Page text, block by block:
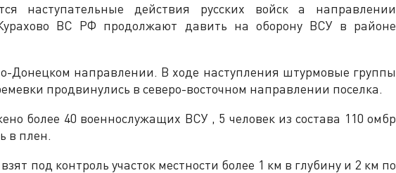
наступательные действия русских войск а направлении
ВС РФ продолжают давить на оборону ВСУ в районе
Донецком направлении. В ходе наступления штурмовые группы
продвинулись в северо-восточном направлении поселка.
более 40 военнослужащих ВСУ , 5 человек из состава 110 омбр
в плен.
под контроль участок местности более 1 км в глубину и 2 км по